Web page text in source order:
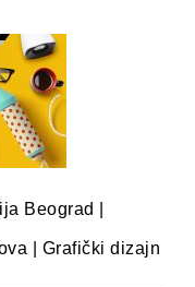
Beograd |
| Grafički dizajn